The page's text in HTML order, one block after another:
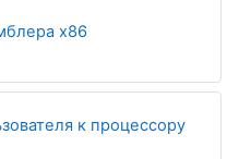
x86Файл
к процессору